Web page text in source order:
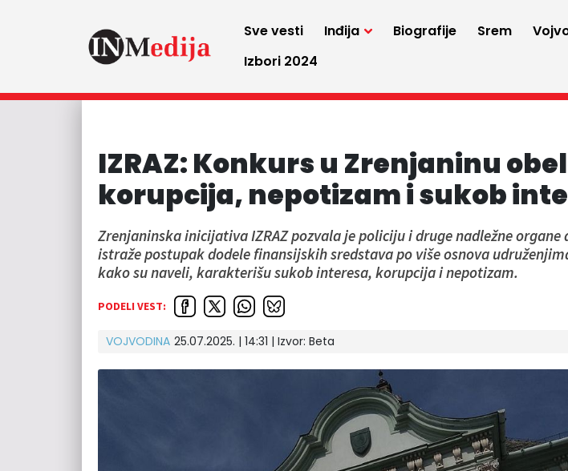
Sve vesti Inđija Biografije Srem
Izbori 2024
IZRAZ: Konkurs u Zrenjaninu
korupcija, nepotizam i sukob
Zrenjaninska inicijativa IZRAZ pozvala je policiju i druge nadležne organe
istraže postupak dodele finansijskih sredstava po više osnova
kako su naveli, karakterišu sukob interesa, korupcija i nepotizam.
PODELI VEST:
VOJVODINA 25.07.2025. | 14:31 | Izvor: Beta